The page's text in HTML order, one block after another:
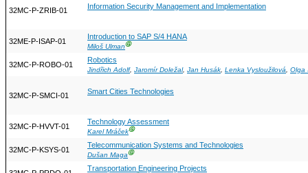
32MC-P-ZRIB-01 Information Security Management and Implementation
32ME-P-ISAP-01
Introduction to SAP S/4 HANA
Miloš UlmanⒼ
32MC-P-ROBO-01
Robotics
Jindřich Adolf, Jaromír Doležal, Jan Husák, Lenka Vysloužilová, Olga
32MC-P-SMCI-01 Smart Cities Technologies
32MC-P-HVVT-01
Technology Assessment
Karel MráčekⒼ
32MC-P-KSYS-01
Telecommunication Systems and Technologies
Dušan MagaⒼ
Transportation Engineering Projects